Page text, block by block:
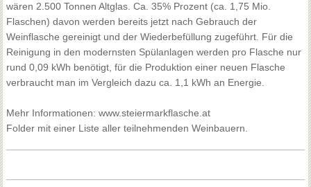
wären 2.500 Tonnen Altglas. Ca. 35% Prozent (ca. 1,75 Mio.
Flaschen) davon werden bereits jetzt nach Gebrauch der
Weinflasche gereinigt und der Wiederbefüllung zugeführt. Für die
Reinigung in den modernsten Spülanlagen werden pro Flasche nur
rund 0,09 kWh benötigt, für die Produktion einer neuen Flasche
verbraucht man im Vergleich dazu ca. 1,1 kWh an Energie.
Mehr Informationen: www.steiermarkflasche.at
Folder mit einer Liste aller teilnehmenden Weinbauern.